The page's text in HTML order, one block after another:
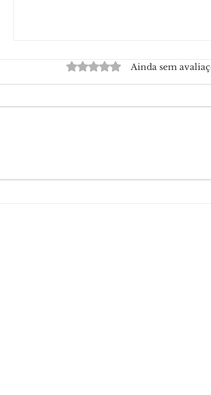
Homem é preso com espingarda
Avaliado com 0 de 5 estrelas.
Ainda sem